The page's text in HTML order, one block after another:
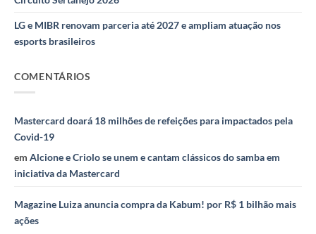
LG e MIBR renovam parceria até 2027 e ampliam atuação nos
esports brasileiros
COMENTÁRIOS
Mastercard doará 18 milhões de refeições para impactados pela
Covid-19
em Alcione e Criolo se unem e cantam clássicos do samba em
iniciativa da Mastercard
Magazine Luiza anuncia compra da Kabum! por R$ 1 bilhão mais
ações